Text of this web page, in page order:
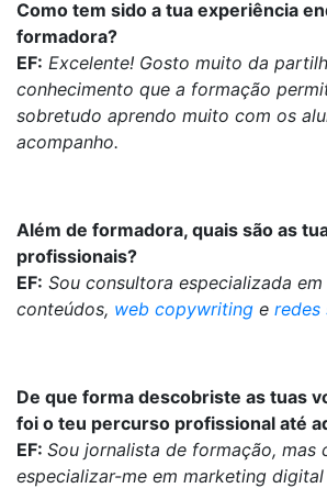
Como tem sido a tua experiência
formadora?
EF: Excelente! Gosto muito da
conhecimento que a formação
sobretudo aprendo muito com os
acompanho.
Além de formadora, quais são as
profissionais?
EF: Sou consultora especializada
conteúdos, web copywriting e redes
De que forma descobriste as tuas
foi o teu percurso profissional até
EF: Sou jornalista de formação, mas
especializar-me em marketing